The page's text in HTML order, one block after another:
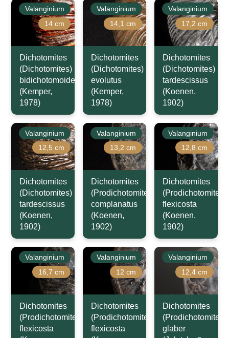
Valanginium
14 cm
Dichotomites
(Dichotomites)
bidichotomoides
(Kemper,
1978)
Valanginium
14,1 cm
Dichotomites
(Dichotomites)
evolutus
(Kemper,
1978)
Valanginium
17,2 cm
Dichotomites
(Dichotomites)
tardescissus
(Koenen,
1902)
Valanginium
12,5 cm
Dichotomites
(Dichotomites)
tardescissus
(Koenen,
1902)
Valanginium
13,2 cm
Dichotomites
(Prodichotomites)
complanatus
(Koenen,
1902)
Valanginium
12,8 cm
Dichotomites
(Prodichotomites)
flexicosta
(Koenen,
1902)
Valanginium
16,7 cm
Dichotomites
(Prodichotomites)
flexicosta
Valanginium
12 cm
Dichotomites
(Prodichotomites)
flexicosta
Valanginium
12,4 cm
Dichotomites
(Prodichotomites)
glaber